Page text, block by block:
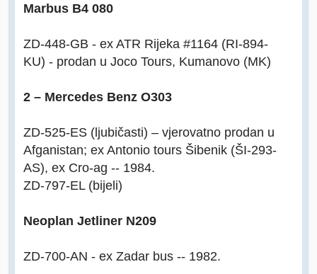
Marbus B4 080
ZD-448-GB - ex ATR Rijeka #1164 (RI-894-
KU) - prodan u Joco Tours, Kumanovo (MK)
2 – Mercedes Benz O303
ZD-525-ES (ljubičasti) – vjerovatno prodan u
Afganistan; ex Antonio tours Šibenik (ŠI-293-
AS), ex Cro-ag -- 1984.
ZD-797-EL (bijeli)
Neoplan Jetliner N209
ZD-700-AN - ex Zadar bus -- 1982.